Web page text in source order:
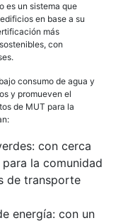
es un sistema que
en base a su
más
con
consumo de agua y
y promueven el
de MUT para la
con cerca
la comunidad
de transporte
energía: con un